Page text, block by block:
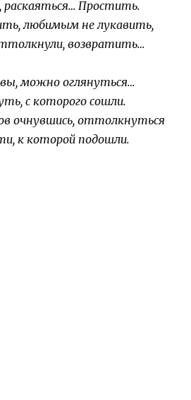
раскаяться… Простить.
любимым не лукавить,
возвратить…
можно оглянуться…
с которого сошли.
очнувшись, оттолкнуться
к которой подошли.